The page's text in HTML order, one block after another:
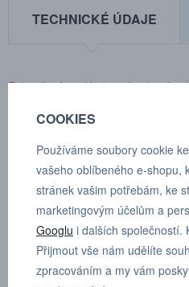
TECHNICKÉ ÚDAJE
Zakončení: Hadicové zakončení
Jmenovitý průtočný průměr:
Max. pracovní tlak:
12 bar
Min. průtlak:
48 bar
Spojovací síla:
142 N
Rozmezí teplot:
-20°C
Materiál spojky:
Materiál vsuvky:
Normy:
ISO
COOKIES
Používáme soubory cookie
vašeho oblíbeného e-shopu,
stránek vašim potřebám, ke
marketingovým účelům a
Googlu i dalších společností.
Přijmout vše nám udělíte
zpracováním a my vám